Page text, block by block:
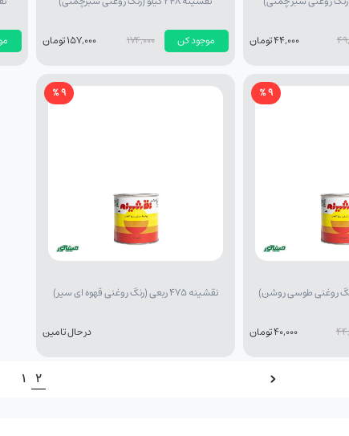
44,000 تومان موجود کن 174,000 157,000 تومان
9 %
40,000 تومان
9 %
نقشینه 475 ربعی (رنگ روغنی قهوه ای سیر)
در حال تامین
1 2